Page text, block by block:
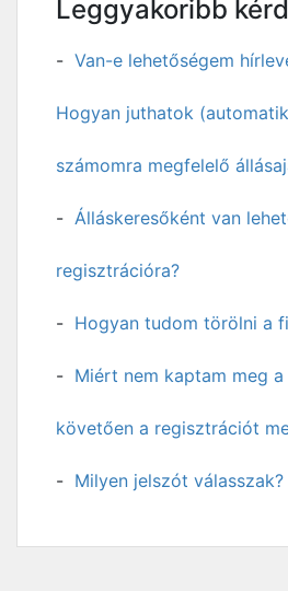
Leggyakoribb
Van-e lehetőségem
Hogyan juthatok
számomra megfelelő
Álláskeresőként van
regisztrációra?
Hogyan tudom törölni a
Miért nem kaptam meg
követően a regisztrációt
Milyen jelszót válasszak?